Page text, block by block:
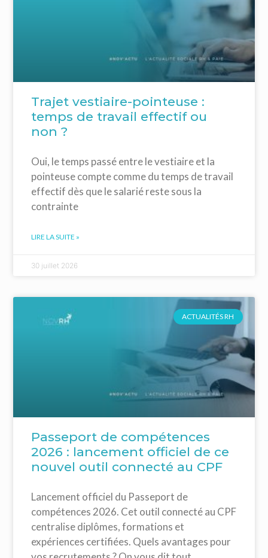
Trajet vestiaire-pointeuse :
temps de travail effectif ou
non ?
Oui, le temps passé entre le vestiaire et la
pointeuse compte comme du temps de travail
effectif dès que le salarié reste sous la
contrainte
LIRE LA SUITE »
30 juillet 2026
ACTUALITÉS RH
Passeport de compétences
2026 : lancement officiel de ce
nouvel outil connecté au CPF
Lancement officiel du Passeport de
compétences 2026. Cet outil connecté au CPF
centralise diplômes, formations et
expériences certifiées. Quels avantages pour